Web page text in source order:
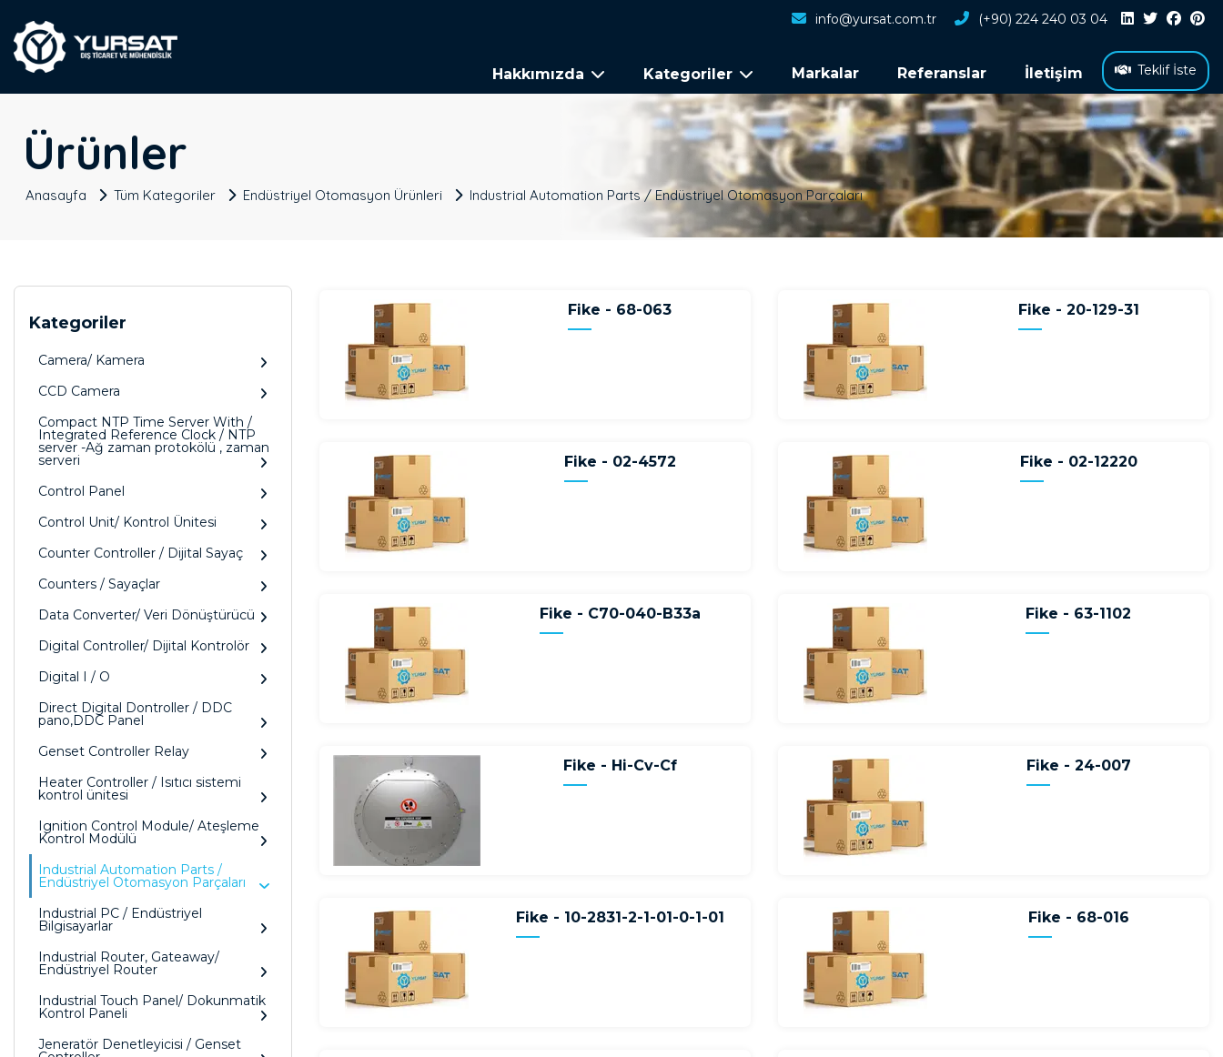
info@yursat.com.tr (+90) 224 240 03 04
Hakkımızda Kategoriler Markalar Referanslar İletişim Teklif İste
Ürünler
Anasayfa Tüm Kategoriler Endüstriyel Otomasyon Ürünleri Industrial Automation Parts / Endüstriyel Otomasyon Parçaları
Kategoriler
Camera/ Kamera
CCD Camera
Compact NTP Time Server With /
Integrated Reference Clock / NTP
server -Ağ zaman protokölü , zaman
serveri
Control Panel
Control Unit/ Kontrol Ünitesi
Counter Controller / Dijital Sayaç
Counters / Sayaçlar
Data Converter/ Veri Dönüştürücü
Digital Controller/ Dijital Kontrolör
Digital I / O
Direct Digital Dontroller / DDC
pano,DDC Panel
Genset Controller Relay
Heater Controller / Isıtıcı sistemi
kontrol ünitesi
Ignition Control Module/ Ateşleme
Kontrol Modülü
Industrial Automation Parts /
Endüstriyel Otomasyon Parçaları
Industrial PC / Endüstriyel
Bilgisayarlar
Industrial Router, Gateaway/
Endüstriyel Router
Industrial Touch Panel/ Dokunmatik
Kontrol Paneli
Jeneratör Denetleyicisi / Genset
Fike - 68-063 Fike - 20-129-31
Fike - 02-4572 Fike - 02-12220
Fike - C70-040-B33a Fike - 63-1102
Fike - Hi-Cv-Cf Fike - 24-007
Fike - 10-2831-2-1-01-0-1-01 Fike - 68-016